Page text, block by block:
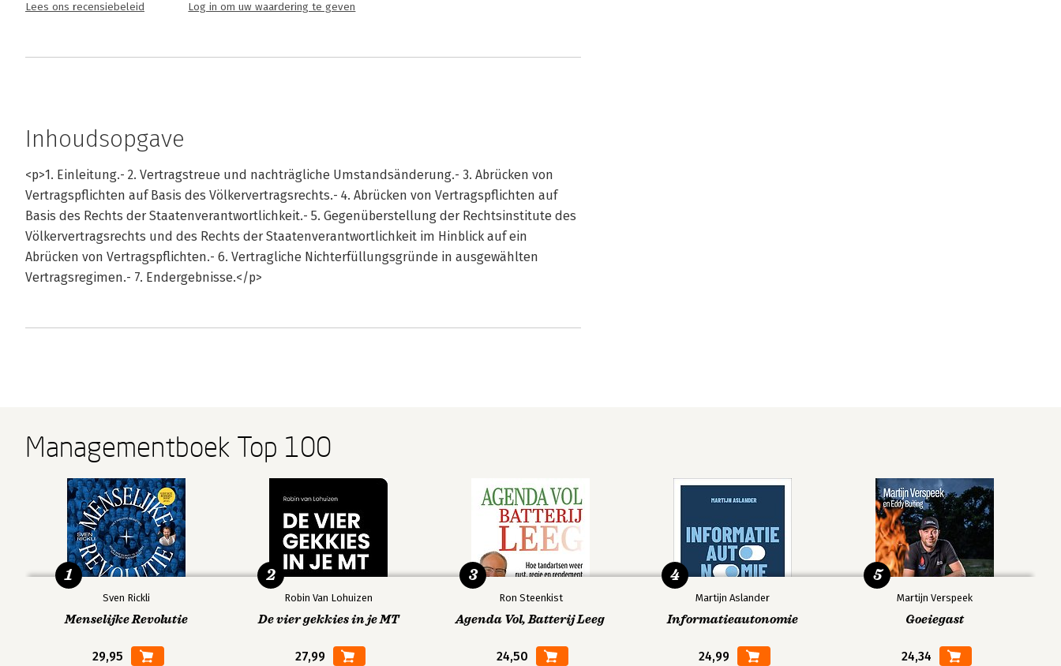
Lees ons recensiebeleid Log in om uw waardering te geven
Inhoudsopgave
<p>1. Einleitung.- 2. Vertragstreue und nachträgliche Umstandsänderung.- 3. Abrücken von
Vertragspflichten auf Basis des Völkervertragsrechts.- 4. Abrücken von Vertragspflichten auf
Basis des Rechts der Staatenverantwortlichkeit.- 5. Gegenüberstellung der Rechtsinstitute des
Völkervertragsrechts und des Rechts der Staatenverantwortlichkeit im Hinblick auf ein
Abrücken von Vertragspflichten.- 6. Vertragliche Nichterfüllungsgründe in ausgewählten
Vertragsregimen.- 7. Endergebnisse.</p>
Managementboek Top 100
Sven Rickli
Menselijke Revolutie
29,95
1
Robin Van Lohuizen
De vier gekkies in je MT
27,99
2
Ron Steenkist
Agenda Vol, Batterij Leeg
24,50
3
Martijn Aslander
Informatieautonomie
24,99
4
Martijn Verspeek
Goeiegast
24,34
5